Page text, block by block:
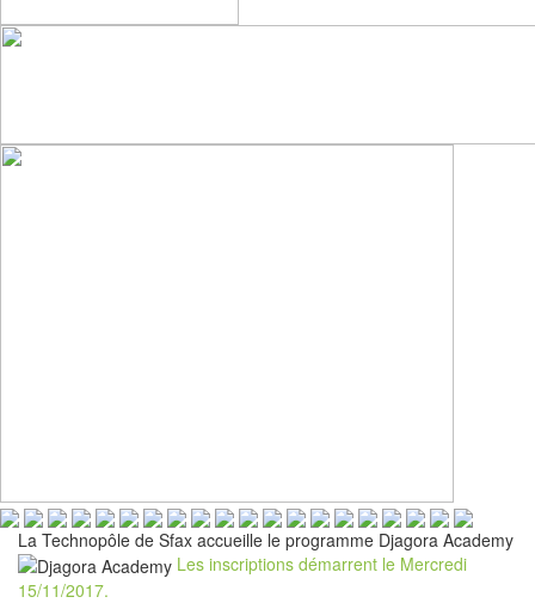
La Technopôle de Sfax accueille le programme Djagora Academy
Les inscriptions démarrent le Mercredi
15/11/2017.